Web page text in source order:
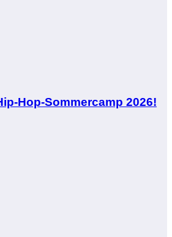
Hop-Sommercamp 2026!